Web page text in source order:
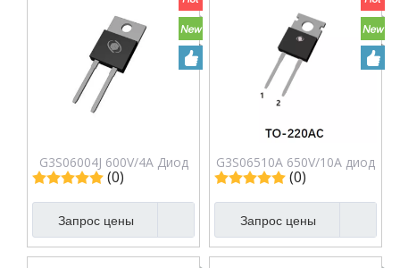
G3S06004J 600V/4A Диод
Шоттки из карбида
кремния
(0)
Запрос цены
G3S06510A 650V/10A диод
Шоттки из карбида
кремния
(0)
Запрос цены